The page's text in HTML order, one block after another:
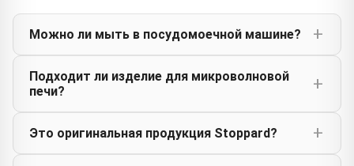
Можно ли мыть в посудомоечной машине?
Подходит ли изделие для микроволновой
печи?
Это оригинальная продукция Stoppard?